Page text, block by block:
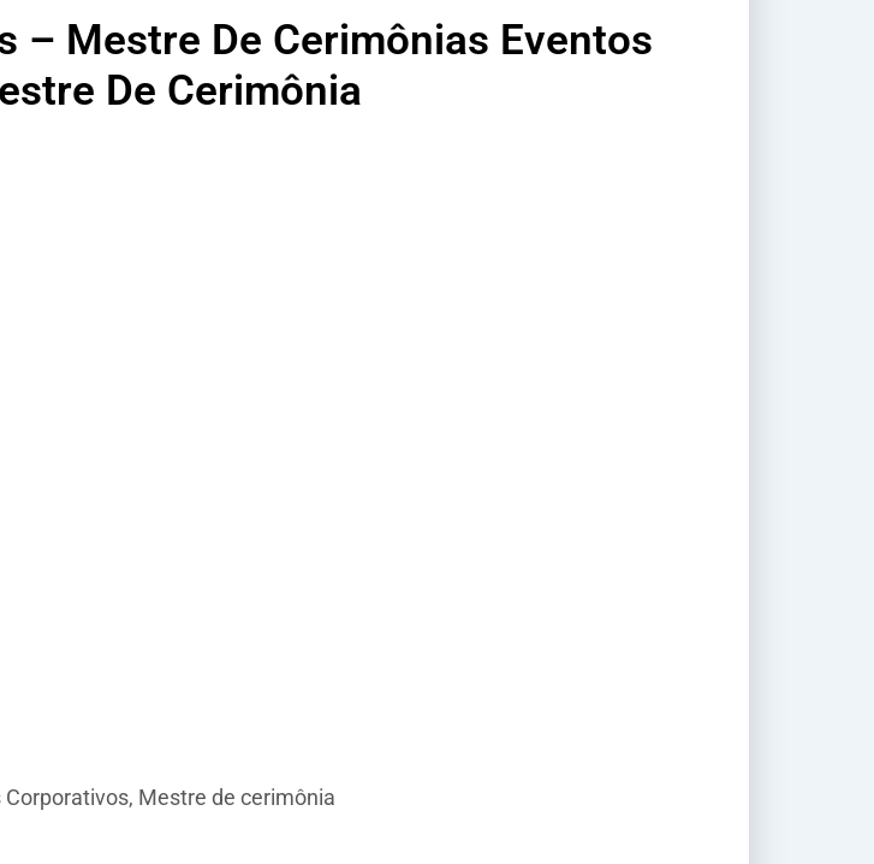
– Mestre De Cerimônias Eventos
De Cerimônia
Mestre de cerimônia